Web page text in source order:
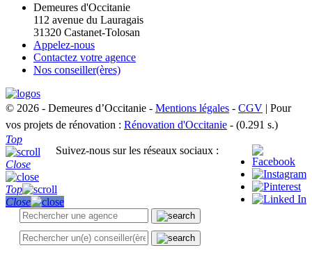
Demeures d'Occitanie
112 avenue du Lauragais
31320 Castanet-Tolosan
Appelez-nous
Contactez votre agence
Nos conseiller(ères)
© 2026 - Demeures d’Occitanie - Mentions légales - CGV | Pour
vos projets de rénovation : Rénovation d'Occitanie - (0.291 s.)
Suivez-nous sur les réseaux sociaux :
Top
Close
Top
Close